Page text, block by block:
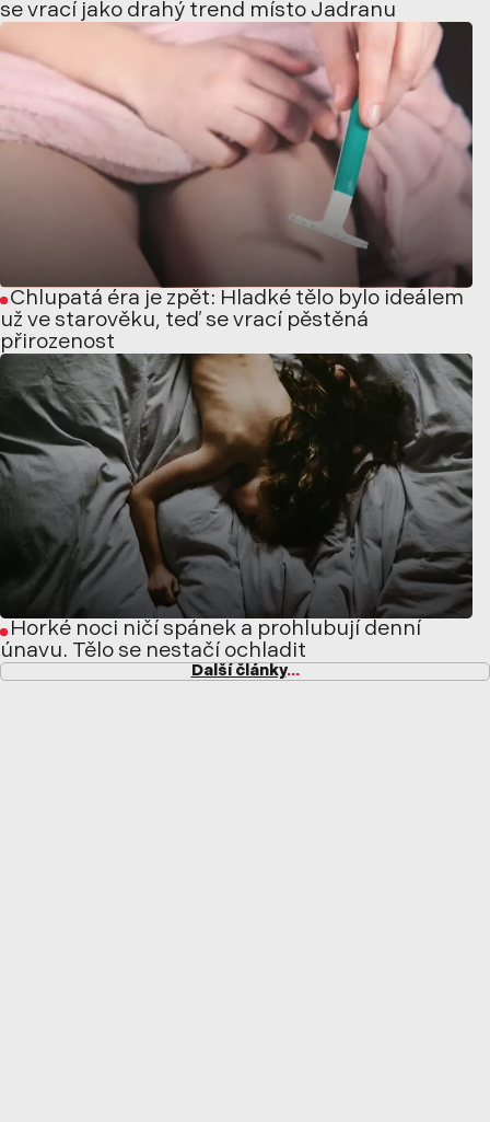
se vrací jako drahý trend místo Jadranu
Chlupatá éra je zpět: Hladké tělo bylo ideálem
už ve starověku, teď se vrací pěstěná
přirozenost
Horké noci ničí spánek a prohlubují denní
únavu. Tělo se nestačí ochladit
Další články...